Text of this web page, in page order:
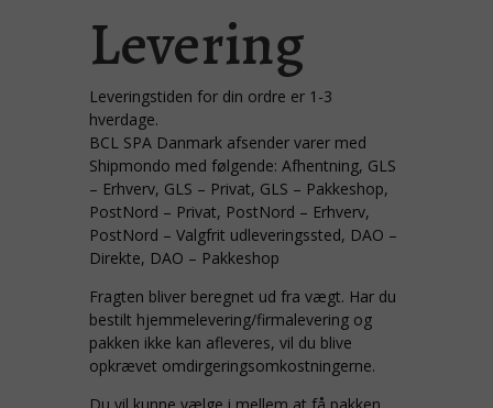
Levering
Leveringstiden for din ordre er 1-3
hverdage.
BCL SPA Danmark afsender varer med
Shipmondo med følgende: Afhentning, GLS
– Erhverv, GLS – Privat, GLS – Pakkeshop,
PostNord – Privat, PostNord – Erhverv,
PostNord – Valgfrit udleveringssted, DAO –
Direkte, DAO – Pakkeshop
Fragten bliver beregnet ud fra vægt. Har du
bestilt hjemmelevering/firmalevering og
pakken ikke kan afleveres, vil du blive
opkrævet omdirgeringsomkostningerne.